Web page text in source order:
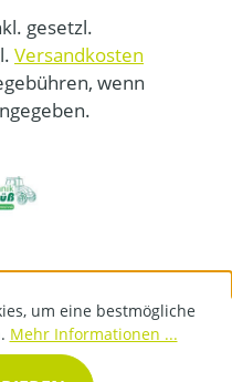
gesetzl.
Versandkosten
wenn
um eine bestmögliche
Mehr Informationen ...